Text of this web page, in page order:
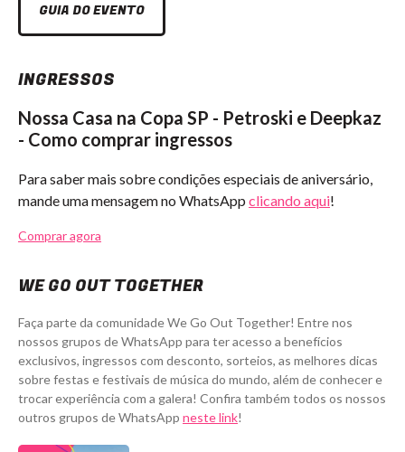
GUIA DO EVENTO
INGRESSOS
Nossa Casa na Copa SP - Petroski e Deepkaz
- Como comprar ingressos
Para saber mais sobre condições especiais de aniversário,
mande uma mensagem no WhatsApp clicando aqui!
Comprar agora
WE GO OUT TOGETHER
Faça parte da comunidade We Go Out Together! Entre nos
nossos grupos de WhatsApp para ter acesso a benefícios
exclusivos, ingressos com desconto, sorteios, as melhores dicas
sobre festas e festivais de música do mundo, além de conhecer e
trocar experiência com a galera! Confira também todos os nossos
outros grupos de WhatsApp neste link!